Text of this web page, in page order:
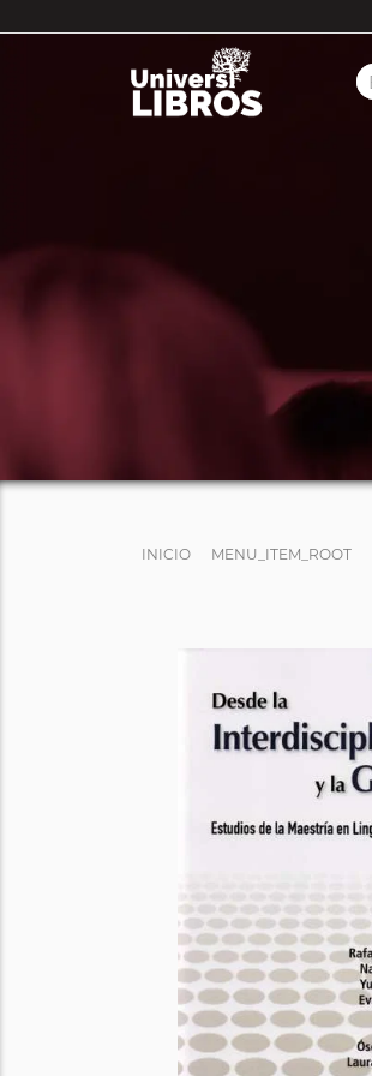
INICIO MENU_ITEM_ROOT